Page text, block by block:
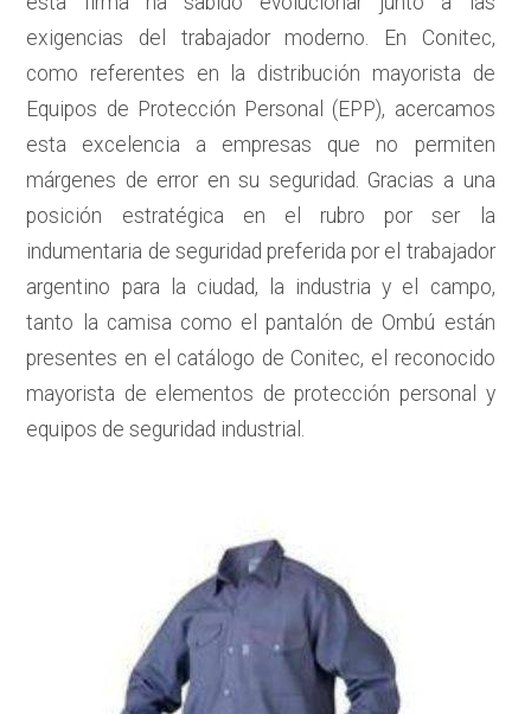
exigencias del trabajador moderno. En Conitec,
como referentes en la distribución mayorista de
Equipos de Protección Personal (EPP), acercamos
esta excelencia a empresas que no permiten
márgenes de error en su seguridad. Gracias a una
posición estratégica en el rubro por ser la
indumentaria de seguridad preferida por el trabajador
argentino para la ciudad, la industria y el campo,
tanto la camisa como el pantalón de Ombú están
presentes en el catálogo de Conitec, el reconocido
mayorista de elementos de protección personal y
equipos de seguridad industrial.